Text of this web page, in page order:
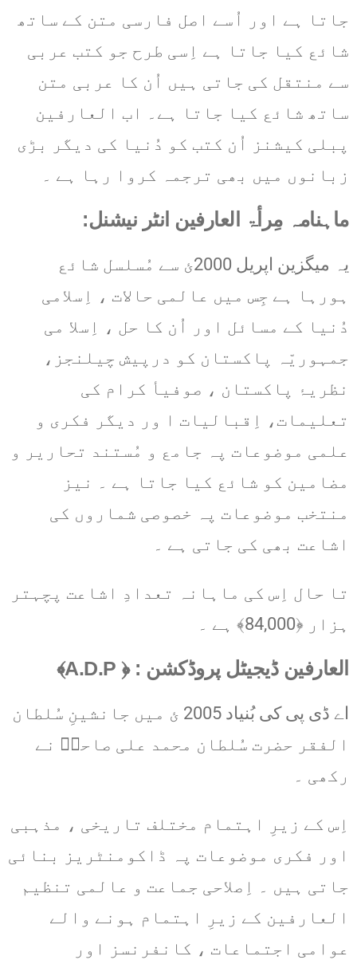
جاتا ہے اور اُسے اصل فارسی متن کے ساتھ
شائع کیا جاتا ہے اِسی طرح جو کتب عربی
سے منتقل کی جاتی ہیں اُن کا عربی متن
ساتھ شائع کیا جاتا ہے۔ اب العارفین
پبلی کیشنز اُن کتب کو دُنیا کی دیگر بڑی
زبانوں میں بھی ترجمہ کروا رہا ہے ۔
ماہنامہ مِرأۃ العارفین انٹر نیشنل:
یہ میگزین اپریل 2000ئ سے مُسلسل شائع
ہورہا ہے جِس میں عالمی حالات ، اِسلامی
دُنیا کے مسائل اور اُن کا حل ، اِسلا می
جمہوریّہ پاکستان کو درپیش چیلنجز،
نظریۂ پاکستان ، صوفیأ کرام کی
تعلیمات، اِقبالیات ا ور دیگر فکری و
علمی موضوعات پہ جامع و مُستند تحاریر و
مضامین کو شائع کیا جاتا ہے ۔ نیز
منتخب موضوعات پہ خصوصی شماروں کی
اشاعت بھی کی جاتی ہے ۔
تا حال اِس کی ماہانہ تعدادِ اشاعت پچہتر
ہزار ﴿84,000﴾ ہے ۔
العارفین ڈیجیٹل پروڈکشن : ﴿ A.D.P﴾
اے ڈی پی کی بُنیاد 2005 ئ میں جانشینِ سُلطان
الفقر حضرت سُلطان محمد علی صاحبؒ نے
رکھی ۔
اِس کے زیرِ اہتمام مختلف تاریخی ، مذہبی
اور فکری موضوعات پہ ڈاکومنٹریز بنائی
جاتی ہیں ۔ اِصلاحی جماعت و عالمی تنظیم
العارفین کے زیرِ اہتمام ہونے والے
عوامی اجتماعات ، کانفرنسز اور